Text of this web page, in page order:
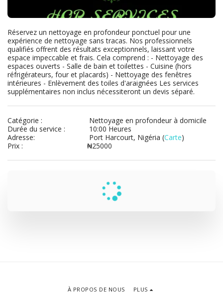
Réservez un nettoyage en profondeur ponctuel pour une
expérience de nettoyage sans tracas. Nos professionnels
qualifiés offrent des résultats exceptionnels, laissant votre
espace impeccable et frais. Cela comprend : - Nettoyage des
espaces ouverts - Salle de bain et toilettes - Cuisine (hors
réfrigérateurs, four et placards) - Nettoyage des fenêtres
intérieures - Enlèvement des toiles d'araignées Les services
supplémentaires non inclus nécessiteront un devis séparé.
Catégorie :
Nettoyage en profondeur à domicile
Durée du service :
10:00 Heures
Adresse:
Port Harcourt, Nigéria (Carte)
Prix :
₦25000
À PROPOS DE NOUS PLUS